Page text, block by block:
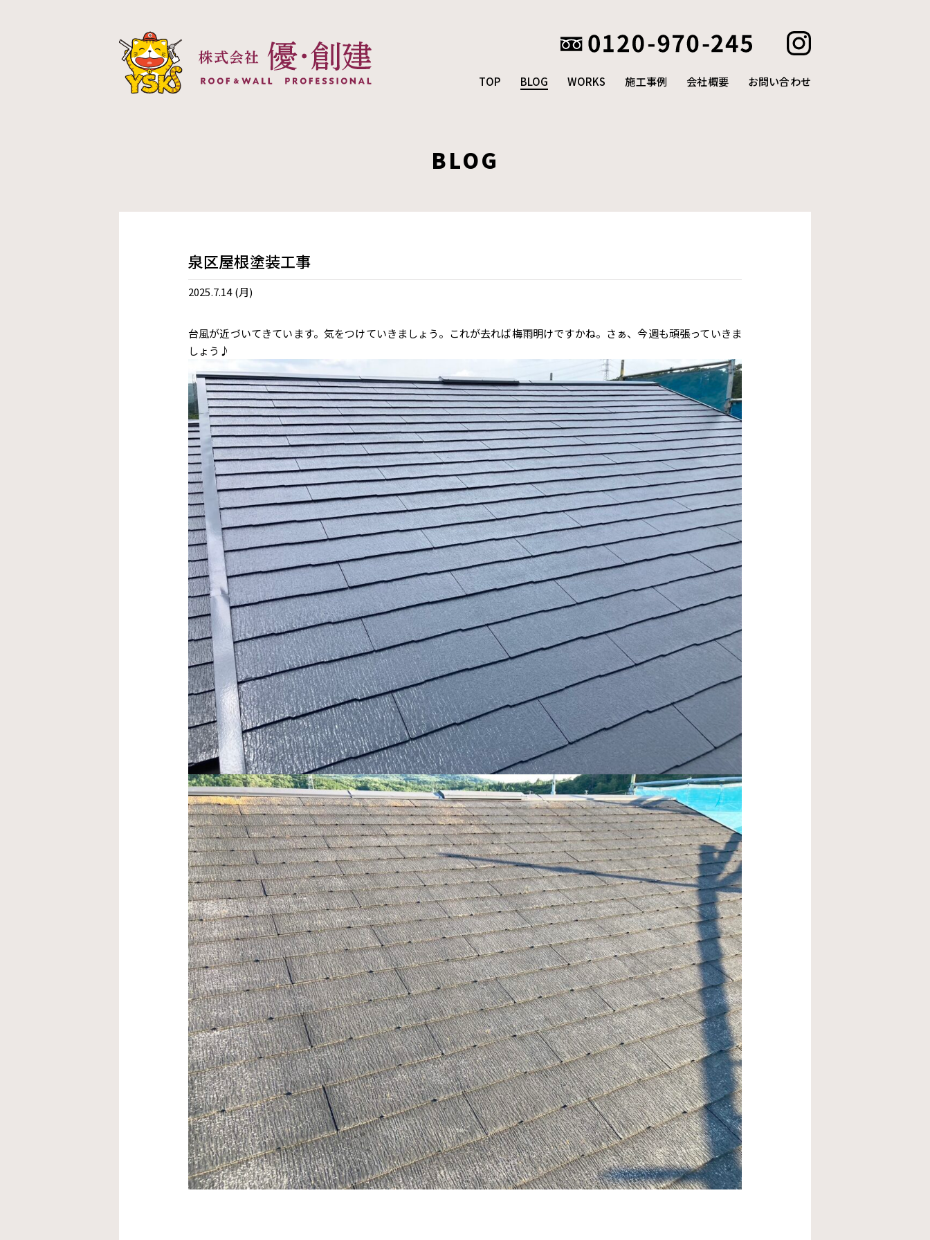
TOP BLOG WORKS 施工事例 会社概要 お問い合わせ
BLOG
泉区屋根塗装工事
2025.7.14 (月)
台風が近づいてきています。気をつけていきましょう。これが去れば梅雨明けですかね。さぁ、今週も頑張っていきま
しょう♪